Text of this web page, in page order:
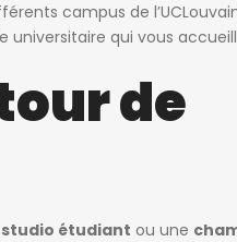
campus de
universitaire qui vous
de
studio étudiant ou une